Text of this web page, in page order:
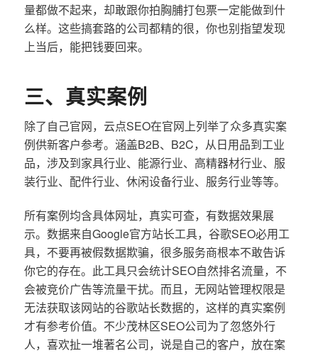
量都做不起来，却敢跟你拍胸脯打包票一定能做到什
么样。这些搞套路的公司都精的很，你也别指望发现
上当后，能把钱要回来。
三、真实案例
除了自己官网，云点SEO在官网上列举了众多真实案
例供新客户参考。涵盖B2B、B2C，从日用品到工业
品，涉及到家具行业、能源行业、高精器材行业、服
装行业、配件行业、休闲设备行业、服务行业等等。
所有案例均含具体网址，真实可查，有数据效果展
示。数据来自Google官方站长工具，谷歌SEO必用工
具，不要再被假数据欺骗，很多服务商根本不敢告诉
你它的存在。此工具只会统计SEO自然排名流量，不
会被竞价广告等流量干扰。而且，无网站管理权限是
无法获取该网站的谷歌站长数据的，这样的真实案例
才有参考价值。不少茂林区SEO公司为了忽悠外行
人，喜欢扯一堆著名公司，说是自己的客户，放在案